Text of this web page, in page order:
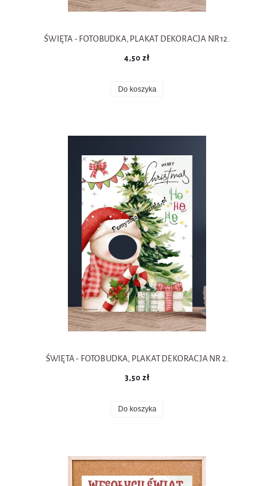
ŚWIĘTA - FOTOBUDKA, PLAKAT DEKORACJA NR 12.
4,50 zł
Do koszyka
ŚWIĘTA - FOTOBUDKA, PLAKAT DEKORACJA NR 2.
3,50 zł
Do koszyka